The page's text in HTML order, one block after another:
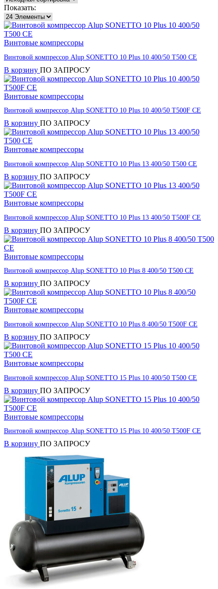
Показать:
Винтовые компрессоры
Винтовой компрессор Alup SONETTO 10 Plus 10 400/50 T500 CE
В корзину ПО ЗАПРОСУ
Винтовые компрессоры
Винтовой компрессор Alup SONETTO 10 Plus 10 400/50 T500F CE
В корзину ПО ЗАПРОСУ
Винтовые компрессоры
Винтовой компрессор Alup SONETTO 10 Plus 13 400/50 T500 CE
В корзину ПО ЗАПРОСУ
Винтовые компрессоры
Винтовой компрессор Alup SONETTO 10 Plus 13 400/50 T500F CE
В корзину ПО ЗАПРОСУ
Винтовые компрессоры
Винтовой компрессор Alup SONETTO 10 Plus 8 400/50 T500 CE
В корзину ПО ЗАПРОСУ
Винтовые компрессоры
Винтовой компрессор Alup SONETTO 10 Plus 8 400/50 T500F CE
В корзину ПО ЗАПРОСУ
Винтовые компрессоры
Винтовой компрессор Alup SONETTO 15 Plus 10 400/50 T500 CE
В корзину ПО ЗАПРОСУ
Винтовые компрессоры
Винтовой компрессор Alup SONETTO 15 Plus 10 400/50 T500F CE
В корзину ПО ЗАПРОСУ